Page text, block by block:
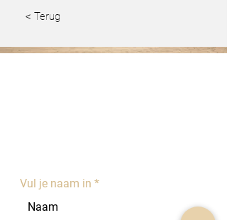
< Terug
Vul je naam in